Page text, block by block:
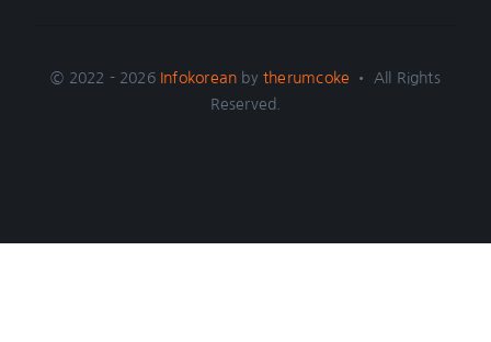
© 2022 - 2026 Infokorean bytherumcoke • All Rights
Reserved.